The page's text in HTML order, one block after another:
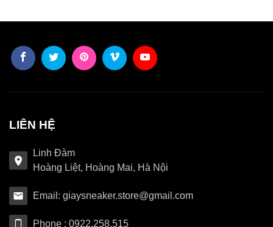
LIÊN HỆ
Linh Đàm
Hoàng Liệt, Hoàng Mai, Hà Nội
Email: giaysneaker.store@gmail.com
Phone : 0922.258.515